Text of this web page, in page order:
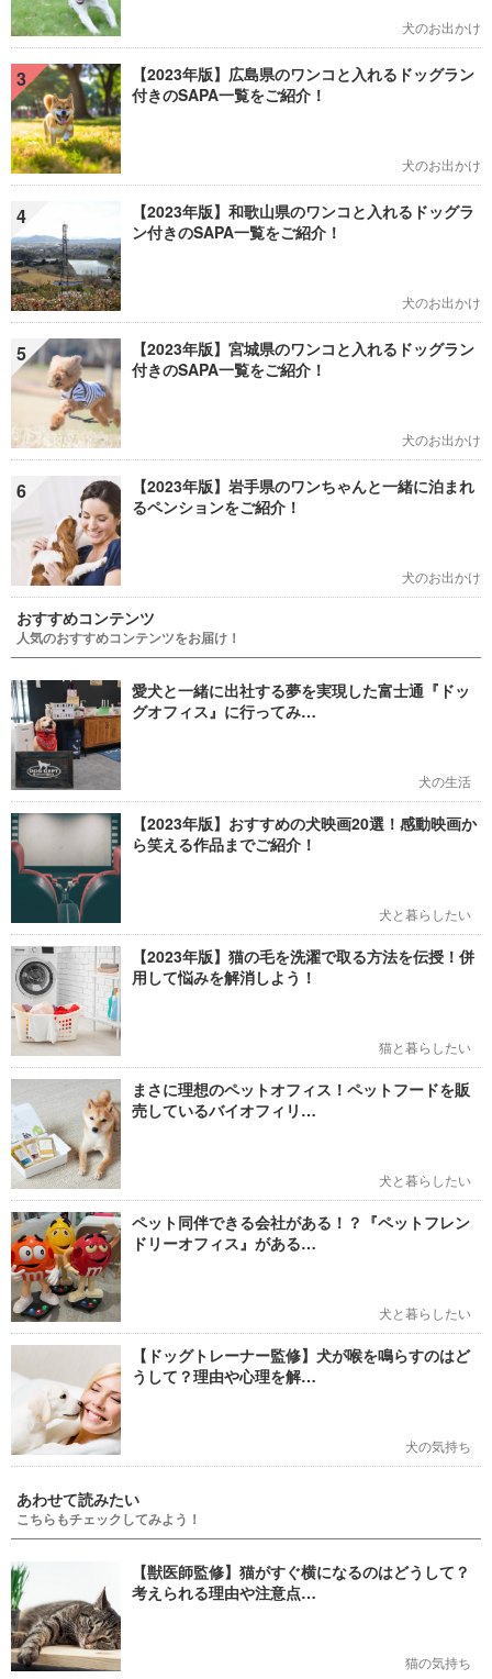
犬のお出かけ
3
【2023年版】広島県のワンコと入れるドッグラン
付きのSAPA一覧をご紹介！
犬のお出かけ
4
【2023年版】和歌山県のワンコと入れるドッグラ
ン付きのSAPA一覧をご紹介！
犬のお出かけ
5
【2023年版】宮城県のワンコと入れるドッグラン
付きのSAPA一覧をご紹介！
犬のお出かけ
6
【2023年版】岩手県のワンちゃんと一緒に泊まれ
るペンションをご紹介！
犬のお出かけ
おすすめコンテンツ
人気のおすすめコンテンツをお届け！
愛犬と一緒に出社する夢を実現した富士通『ドッ
グオフィス』に行ってみ…
犬の生活
【2023年版】おすすめの犬映画20選！感動映画か
ら笑える作品までご紹介！
犬と暮らしたい
【2023年版】猫の毛を洗濯で取る方法を伝授！併
用して悩みを解消しよう！
猫と暮らしたい
まさに理想のペットオフィス！ペットフードを販
売しているバイオフィリ…
犬と暮らしたい
ペット同伴できる会社がある！？『ペットフレン
ドリーオフィス』がある…
犬と暮らしたい
【ドッグトレーナー監修】犬が喉を鳴らすのはど
うして？理由や心理を解…
犬の気持ち
あわせて読みたい
こちらもチェックしてみよう！
【獣医師監修】猫がすぐ横になるのはどうして？
考えられる理由や注意点…
猫の気持ち